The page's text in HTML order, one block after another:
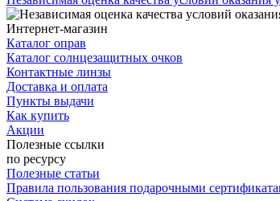
Интернет-магазин
Каталог оправ
Каталог солнцезащитных очков
Контактные линзы
Доставка и оплата
Пункты выдачи
Как купить
Акции
Полезные ссылки
по ресурсу
Полезные статьи
Правила пользования подарочными